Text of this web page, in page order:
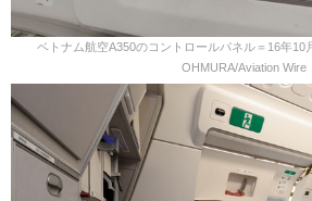
ベトナム航空A350のコントロールパネル＝16年10
OHMURA/Aviation Wire